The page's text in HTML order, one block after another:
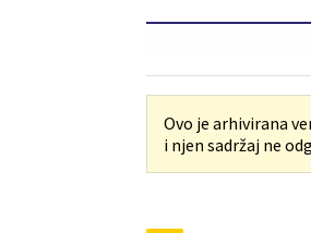
Ovo je arhivirana
i njen sadržaj ne